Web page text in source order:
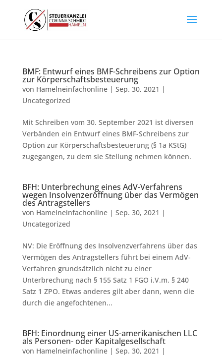
BMF: Entwurf eines BMF-Schreibens zur Option
zur Körperschaftsbesteuerung
von Hamelneinfachonline| Sep. 30, 2021 |
Uncategorized
Mit Schreiben vom 30. September 2021 ist diversen
Verbänden ein Entwurf eines BMF-Schreibens zur
Option zur Körperschaftsbesteuerung (§ 1a KStG)
zugegangen, zu dem sie Stellung nehmen können.
BFH: Unterbrechung eines AdV-Verfahrens
wegen Insolvenzeröffnung über das Vermögen
des Antragstellers
von Hamelneinfachonline| Sep. 30, 2021 |
Uncategorized
NV: Die Eröffnung des Insolvenzverfahrens über das
Vermögen des Antragstellers führt bei einem AdV-
Verfahren grundsätzlich nicht zu einer
Unterbrechung nach § 155 Satz 1 FGO i.V.m. § 240
Satz 1 ZPO. Etwas anderes gilt aber dann, wenn die
durch die angefochtenen...
BFH: Einordnung einer US-amerikanischen LLC
als Personen- oder Kapitalgesellschaft
von Hamelneinfachonline| Sep. 30, 2021 |